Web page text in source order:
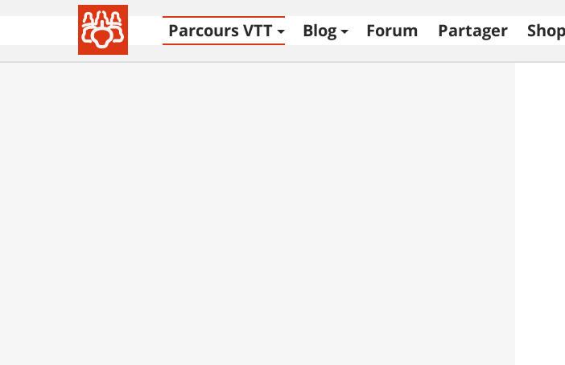
Parcours VTT Blog Forum Partager Shop